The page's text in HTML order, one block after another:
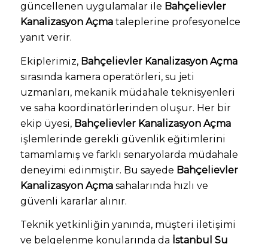
güncellenen uygulamalar ile Bahçelievler
Kanalizasyon Açmataleplerine profesyonelce
yanıt verir.
Ekiplerimiz, Bahçelievler Kanalizasyon Açma
sırasında kamera operatörleri, su jeti
uzmanları, mekanik müdahale teknisyenleri
ve saha koordinatörlerinden oluşur. Her bir
ekip üyesi, Bahçelievler Kanalizasyon Açma
işlemlerinde gerekli güvenlik eğitimlerini
tamamlamış ve farklı senaryolarda müdahale
deneyimi edinmiştir. Bu sayede Bahçelievler
Kanalizasyon Açmasahalarında hızlı ve
güvenli kararlar alınır.
Teknik yetkinliğin yanında, müşteri iletişimi
ve belgelenme konularında da İstanbul Su